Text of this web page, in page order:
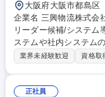
大阪府大阪市都島区
企業名 三興物流株式会社 求人名 【大阪/社内SE】ベテラン歓迎
リーダー候補/システム導入・運用・保守
ステムや社内システム
ープへの改善提案など
機。スマホ等の電子機
業界未経験歓迎 資格取
正社員